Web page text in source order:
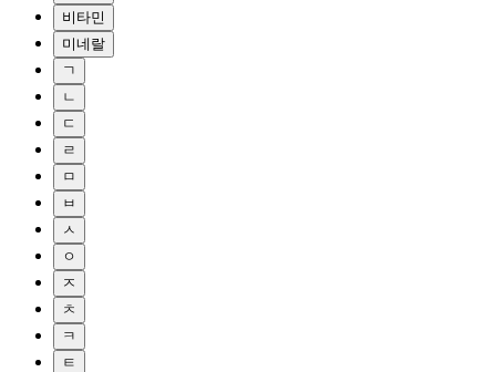
비타민
미네랄
ㄱ
ㄴ
ㄷ
ㄹ
ㅁ
ㅂ
ㅅ
ㅇ
ㅈ
ㅊ
ㅋ
ㅌ